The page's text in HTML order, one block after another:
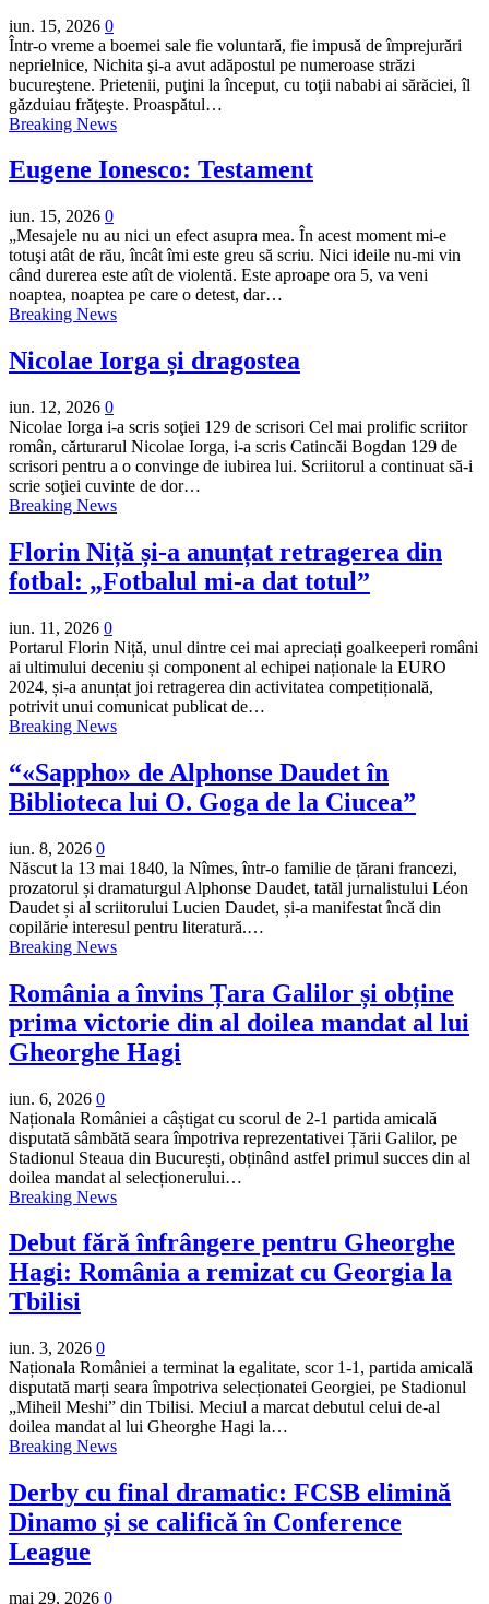
iun. 15, 2026 0
Într-o vreme a boemei sale fie voluntară, fie impusă de împrejurări
neprielnice, Nichita şi-a avut adăpostul pe numeroase străzi
bucureştene. Prietenii, puţini la început, cu toţii nababi ai sărăciei, îl
găzduiau frăţeşte. Proaspătul…
Breaking News
Eugene Ionesco: Testament
iun. 15, 2026 0
„Mesajele nu au nici un efect asupra mea. În acest moment mi-e
totuşi atât de rău, încât îmi este greu să scriu. Nici ideile nu-mi vin
când durerea este atît de violentă. Este aproape ora 5, va veni
noaptea, noaptea pe care o detest, dar…
Breaking News
Nicolae Iorga și dragostea
iun. 12, 2026 0
Nicolae Iorga i-a scris soţiei 129 de scrisori Cel mai prolific scriitor
român, cărturarul Nicolae Iorga, i-a scris Catincăi Bogdan 129 de
scrisori pentru a o convinge de iubirea lui. Scriitorul a continuat să-i
scrie soţiei cuvinte de dor…
Breaking News
Florin Niță și-a anunțat retragerea din
fotbal: „Fotbalul mi-a dat totul”
iun. 11, 2026 0
Portarul Florin Niță, unul dintre cei mai apreciați goalkeeperi români
ai ultimului deceniu și component al echipei naționale la EURO
2024, și-a anunțat joi retragerea din activitatea competițională,
potrivit unui comunicat publicat de…
Breaking News
“«Sappho» de Alphonse Daudet în
Biblioteca lui O. Goga de la Ciucea”
iun. 8, 2026 0
Născut la 13 mai 1840, la Nîmes, într-o familie de țărani francezi,
prozatorul și dramaturgul Alphonse Daudet, tatăl jurnalistului Léon
Daudet și al scriitorului Lucien Daudet, și-a manifestat încă din
copilărie interesul pentru literatură.…
Breaking News
România a învins Țara Galilor și obține
prima victorie din al doilea mandat al lui
Gheorghe Hagi
iun. 6, 2026 0
Naționala României a câștigat cu scorul de 2-1 partida amicală
disputată sâmbătă seara împotriva reprezentativei Țării Galilor, pe
Stadionul Steaua din București, obținând astfel primul succes din al
doilea mandat al selecționerului…
Breaking News
Debut fără înfrângere pentru Gheorghe
Hagi: România a remizat cu Georgia la
Tbilisi
iun. 3, 2026 0
Naționala României a terminat la egalitate, scor 1-1, partida amicală
disputată marți seara împotriva selecționatei Georgiei, pe Stadionul
„Miheil Meshi” din Tbilisi. Meciul a marcat debutul celui de-al
doilea mandat al lui Gheorghe Hagi la…
Breaking News
Derby cu final dramatic: FCSB elimină
Dinamo și se califică în Conference
League
mai 29, 2026 0